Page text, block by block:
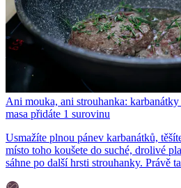
Ani mouka, ani strouhanka:
masa přidáte 1 surovinu
Usmažíte plnou pánev karbanátků,
místo toho koušete do suché, drolivé
sáhne po další hrsti strouhanky. Právě